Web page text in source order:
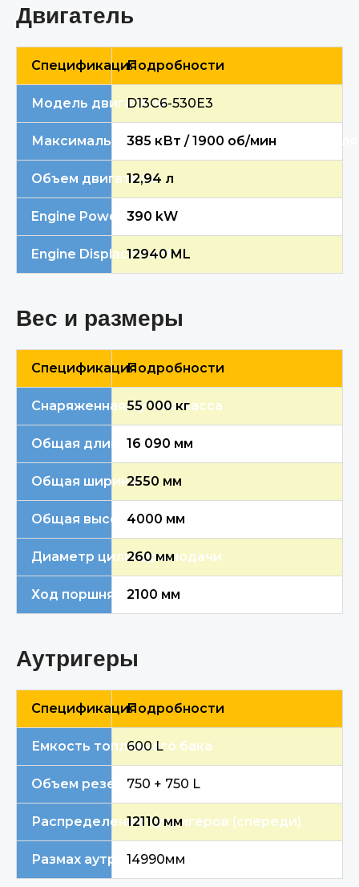
Двигатель
СпецификацияПодробности
Модель двигателяD13C6-530E3
Максимальная полезная мощность
385 кВт / 1900 об/мин
Объем двигателя
12,94 л
Engine Power Rating
390 kW
Engine Displacement
12940 ML
Вес и размеры
СпецификацияПодробности
Снаряженная/пустая масса
55 000 кг
Общая длина 16 090 мм
Общая ширина2550 мм
Общая высота4000 мм
Диаметр цилиндра подачи
260 мм
Ход поршня цилиндра подачи
2100 мм
Аутригеры
СпецификацияПодробности
Емкость топливного бака
600 L
Объем резервуара для воды
750 + 750 L
Распределение аутригеров (спереди)
12110 мм
Размах аутригеров (задних)
14990мм